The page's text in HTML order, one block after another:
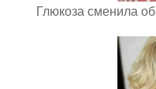
Глюкоза сменила